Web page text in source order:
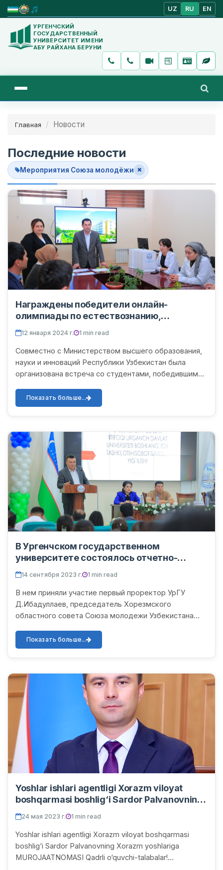
UZ RU EN
УРГЕНЧСКИЙ
ГОСУДАРСТВЕННЫЙ
УНИВЕРСИТЕТ ИМЕНИ
АБУ РАЙХАНА БЕРУНИ
Главная Новости
Последние новости
Мероприятия Союза молодёжи
Награждены победители онлайн-
олимпиады по естествознанию,
состоявшейся 10-12 января.
12 января 2024 г. 1 min read
Совместно с Министерством высшего образования,
науки и инноваций Республики Узбекистан была
организована встреча со студентами, победившими
января на хи...
Показать больше...
В Ургенчском государственном
университете состоялось отчетно-
выборное собрание первичной
организации Союза молодежи
Узбекистана
14 сентября 2023 г. 1 min read
В нем приняли участие первый проректор УрГУ
Д.Ибадуллаев, председатель Хорезмского
областного совета Союза молодежи Узбекистана
заместители деканов фак...
Показать больше...
Yoshlar ishlari agentligi Xorazm viloyat
boshqarmasi boshlig‘i Sardor Palvanovning
Xorazm yoshlariga MUROJAATNOMASI
24 мая 2023 г. 1 min read
Yoshlar ishlari agentligi Xorazm viloyat boshqarmasi
boshlig‘i Sardor Palvanovning Xorazm yoshlariga
MUROJAATNOMASI Qadrli o‘quvchi-talabalar!